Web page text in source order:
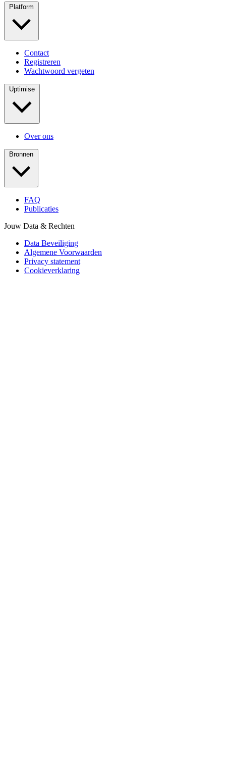
Contact
Registreren
Wachtwoord vergeten
Over ons
FAQ
Publicaties
Jouw Data & Rechten
Data Beveiliging
Algemene Voorwaarden
Privacy statement
Cookieverklaring